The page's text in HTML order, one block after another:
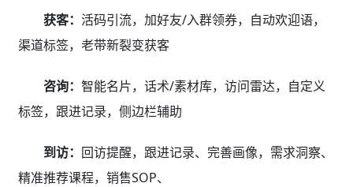
获客： 活码引流，加好友/入群领券，自动欢迎语，
渠道标签，老带新裂变获客
咨询： 智能名片，话术/素材库，访问雷达，自定义
标签，跟进记录，侧边栏辅助
到访： 回访提醒，跟进记录、完善画像，需求洞察、
精准推荐课程，销售SOP、